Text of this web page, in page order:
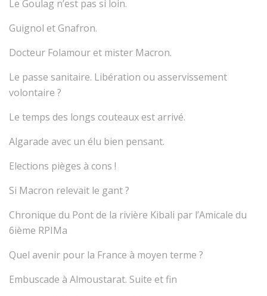
Le Goulag n’est pas si loin.
Guignol et Gnafron.
Docteur Folamour et mister Macron.
Le passe sanitaire. Libération ou asservissement
volontaire ?
Le temps des longs couteaux est arrivé.
Algarade avec un élu bien pensant.
Elections pièges à cons !
Si Macron relevait le gant ?
Chronique du Pont de la rivière Kibali par l’Amicale du
6ième RPIMa
Quel avenir pour la France à moyen terme ?
Embuscade à Almoustarat. Suite et fin